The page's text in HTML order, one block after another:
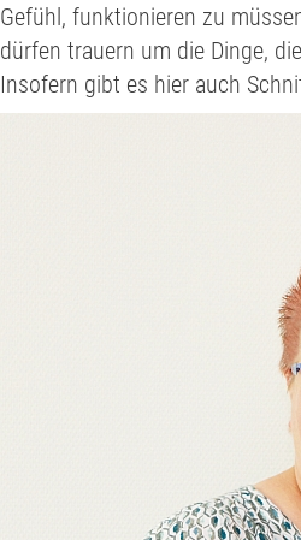
Gefühl, funktionieren zu
dürfen trauern um die Dinge,
Insofern gibt es hier auch